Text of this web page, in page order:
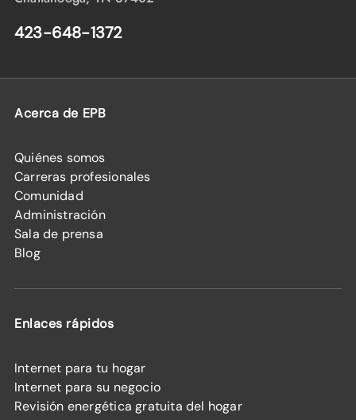
423-648-1372
Acerca de EPB
Quiénes somos
Carreras profesionales
Comunidad
Administración
Sala de prensa
Blog
Enlaces rápidos
Internet para tu hogar
Internet para su negocio
Revisión energética gratuita del hogar